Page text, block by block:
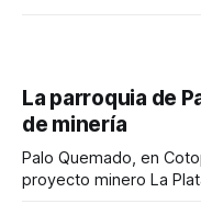
La parroquia de
de minería
Palo Quemado, en
proyecto minero La